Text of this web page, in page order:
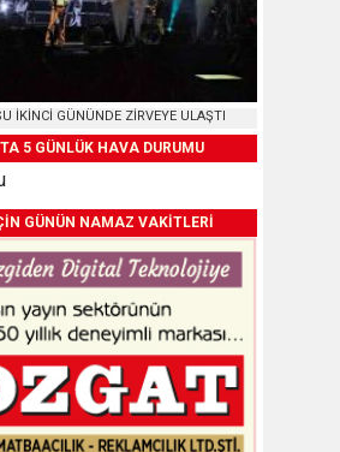
İKİNCİ GÜNÜNDE ZİRVEYE ULAŞTI
5 GÜNLÜK HAVA DURUMU
GÜNÜN NAMAZ VAKİTLERİ